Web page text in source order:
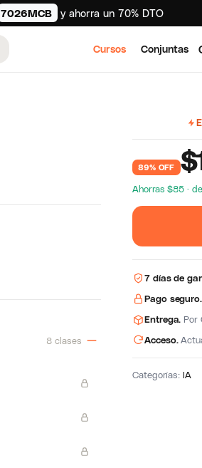
7026MCB y ahorra un 70% DTO
Cursos Conjuntas
8 clases
89% OFF $
Ahorras $85 ·
7 días de
Pago seguro.
Entrega. Por
Acceso.
Categorías:IA